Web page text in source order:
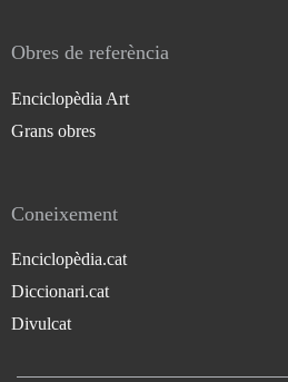
Obres de referència
Enciclopèdia Art
Grans obres
Coneixement
Enciclopèdia.cat
Diccionari.cat
Divulcat